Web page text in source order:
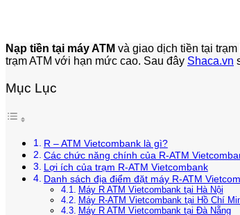
Nạp tiền tại máy ATM và giao dịch tiền tại
trạm ATM với hạn mức cao. Sau đây Shaca.vn
Mục Lục
R – ATM Vietcombank là gì?
Các chức năng chính của R-ATM
Lợi ích của trạm R-ATM Vietcombank
Danh sách địa điểm đặt máy R-ATM
Máy R ATM Vietcombank tại Hà Nội
Máy R-ATM Vietcombank tại Hồ Chí
Máy R ATM Vietcombank tại Đà Nẵng